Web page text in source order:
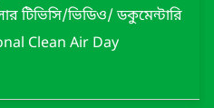
টিভিসি/ভিডিও/ ডকুমেন্টারি
Clean Air Day